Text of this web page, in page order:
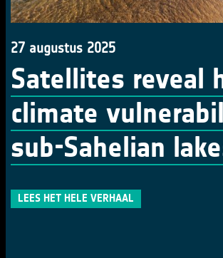
27 augustus 2025
Satellites reveal
climate
sub-Sahelian
LEES HET HELE VERHAAL